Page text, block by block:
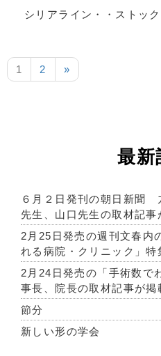
シリアライン・・ストッ
1 2 »
最新
６月２日発刊の朝日新聞
先生、山口先生の取材記事
2月25日発売の週刊文春内
れる病院・クリニック」特
2月24日発売の「手術数で
事長、院長の取材記事が掲
節分
新しい形の学会